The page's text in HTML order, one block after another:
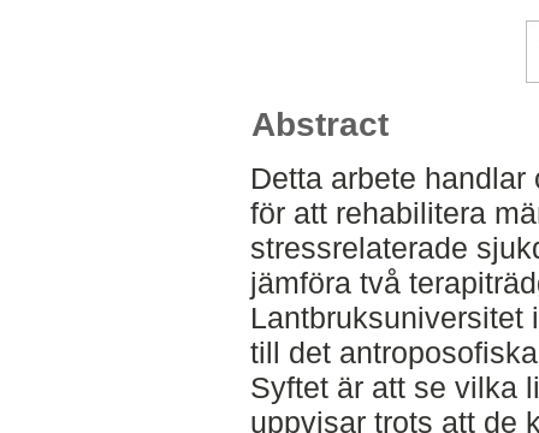
Abstract
Detta arbete
för att rehabilitera
stressrelaterade
jämföra två
Lantbruksuniversitet
till det
Syftet är att se vilka
uppvisar trots att de